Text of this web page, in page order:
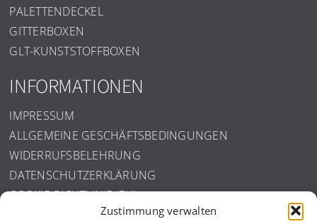
Zustimmung verwalten
PALETTENDECKEL
GITTERBOXEN
GLT-KUNSTSTOFFBOXEN
INFORMATIONEN
IMPRESSUM
ALLGEMEINE GESCHÄFTSBEDINGUNGEN
WIDERRUFSBELEHRUNG
DATENSCHUTZERKLÄRUNG
COOKIE-RICHTLINIE (EU)